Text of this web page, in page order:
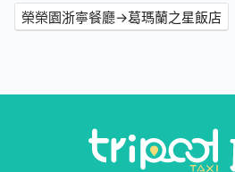
榮榮園浙寧餐廳→葛瑪蘭之星飯店